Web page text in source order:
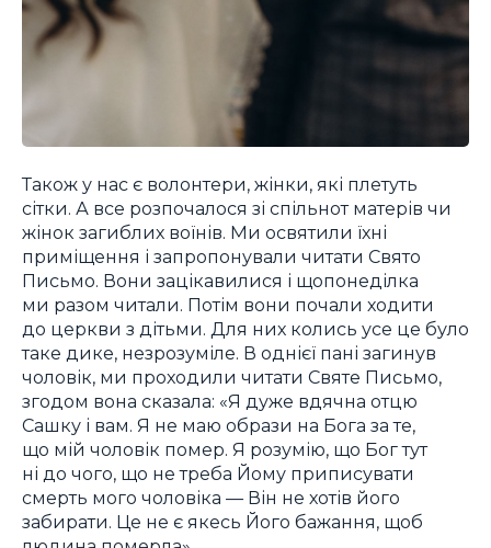
Також у нас є волонтери, жінки, які плетуть
сітки. А все розпочалося зі спільнот матерів чи
жінок загиблих воїнів. Ми освятили їхні
приміщення і запропонували читати Свято
Письмо. Вони зацікавилися і щопонеділка
ми разом читали. Потім вони почали ходити
до церкви з дітьми. Для них колись усе це було
таке дике, незрозуміле. В однієї пані загинув
чоловік, ми проходили читати Святе Письмо,
згодом вона сказала: «Я дуже вдячна отцю
Сашку і вам. Я не маю образи на Бога за те,
що мій чоловік помер. Я розумію, що Бог тут
ні до чого, що не треба Йому приписувати
смерть мого чоловіка — Він не хотів його
забирати. Це не є якесь Його бажання, щоб